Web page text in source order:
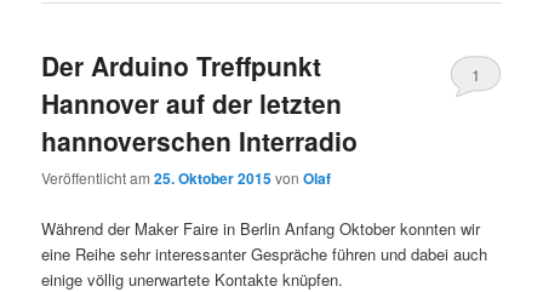
Der Arduino Treffpunkt
Hannover auf der letzten
hannoverschen Interradio
Veröffentlicht am25. Oktober 2015vonOlaf
1
Während der Maker Faire in Berlin Anfang Oktober konnten wir
eine Reihe sehr interessanter Gespräche führen und dabei auch
einige völlig unerwartete Kontakte knüpfen.